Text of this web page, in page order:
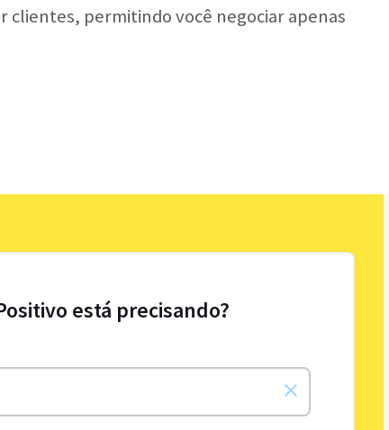
clientes, permitindo você negociar apenas
está precisando?